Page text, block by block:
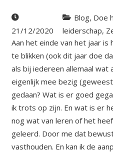
21/12/2020
Blog, Doe
leiderschap,
Aan het einde van het jaar
te blikken (ook dit jaar doe
als bij iedereen allemaal wat
eigenlijk mee bezig
gedaan? Wat is er goed
ik trots op zijn. En wat is er
nog wat van leren of het
geleerd. Door me dat
vasthouden. En kan ik de